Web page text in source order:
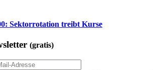
Sektorrotation treibt Kurse
(gratis)